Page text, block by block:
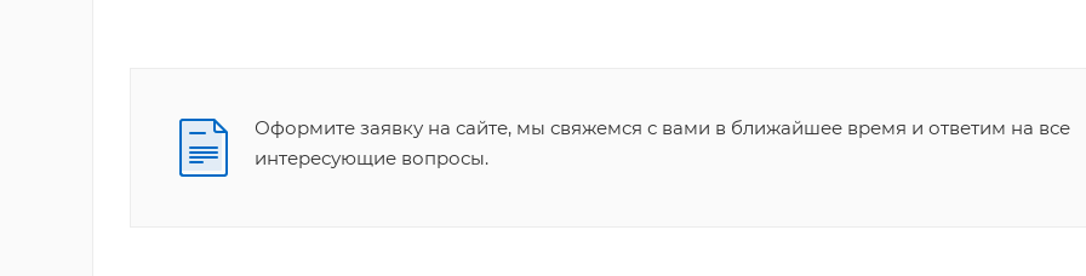
Оформите заявку на сайте, мы свяжемся с вами в ближайшее время и ответим на все
интересующие вопросы.